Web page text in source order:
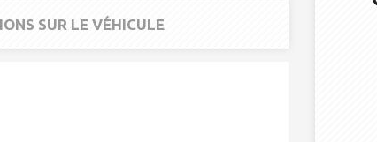
SUR LE VÉHICULE